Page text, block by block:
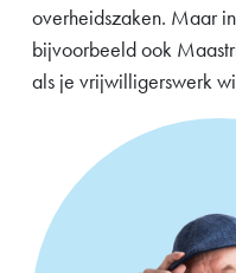
overheidszaken. Maar
bijvoorbeeld ook
als je vrijwilligerswerk